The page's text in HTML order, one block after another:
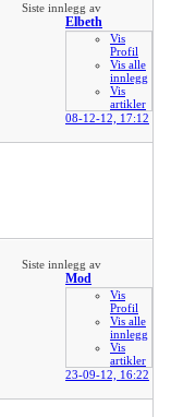
Siste innlegg av
Elbeth
Vis
Profil
Vis alle
innlegg
Vis
artikler
08-12-12, 17:12
Siste innlegg av
Mod
Vis
Profil
Vis alle
innlegg
Vis
artikler
23-09-12, 16:22